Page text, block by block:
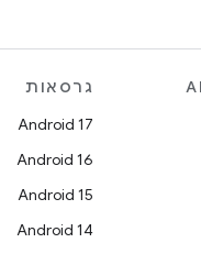
גרסאות
Android 17
Android 16
Android 15
Android 14